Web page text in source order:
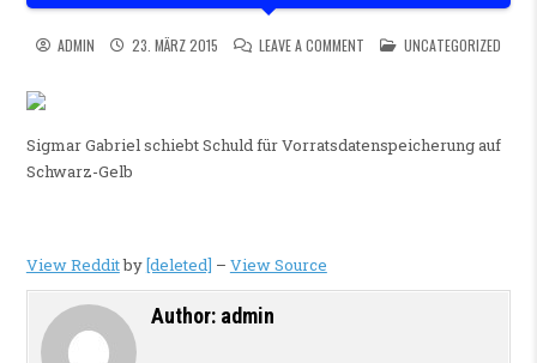
ADMIN 23. MÄRZ 2015 LEAVE A COMMENT ON SIGMAR GABRIEL
POSTED IN
UNCATEGORIZED
Sigmar Gabriel schiebt Schuld für Vorratsdatenspeicherung auf
Schwarz-Gelb
View Redditby[deleted] – View Source
Author: admin